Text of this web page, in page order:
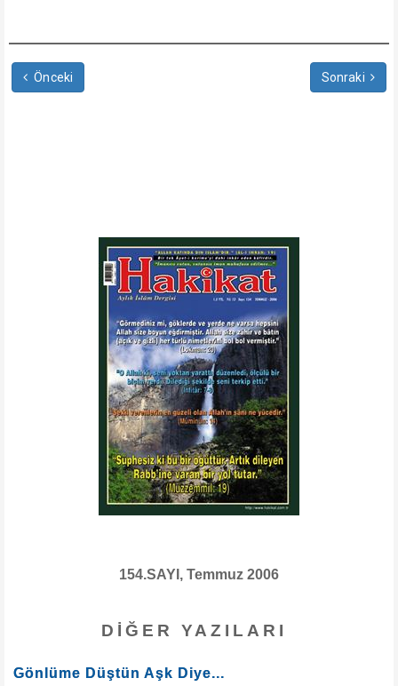
Önceki Sonraki
154.SAYI, Temmuz 2006
DIĞER YAZILARI
Gönlüme Düştün Aşk Diye...